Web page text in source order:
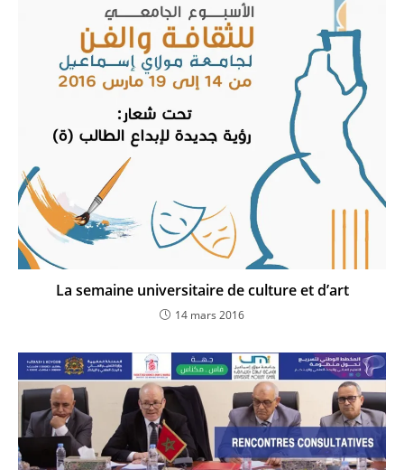
La semaine universitaire de culture et d’art
14 mars 2016